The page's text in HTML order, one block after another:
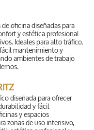
oficina diseñadas para
y estética profesional
Ideales para alto tráfico,
mantenimiento y
ambientes de trabajo
diseñada para ofrecer
y fácil
y espacios
zonas de uso intensivo,